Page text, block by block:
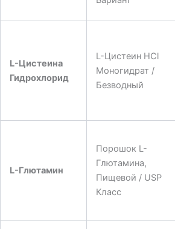
L-Цистеина
Гидрохлорид
L-Цистеин HCl
Моногидрат /
Безводный
L-Глютамин
Порошок L-
Глютамина,
Пищевой / USP
Класс